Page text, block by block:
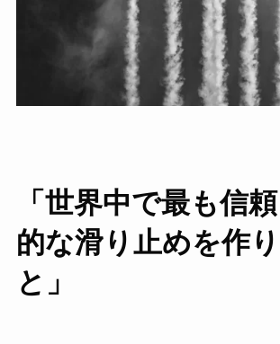
「世界中で最も信
的な滑り止めを作
と」